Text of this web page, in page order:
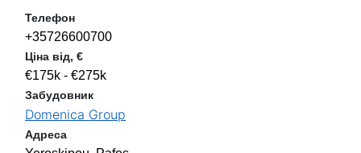
Телефон
+35726600700
Ціна від, €
€175k - €275k
Забудовник
Domenica Group
Адреса